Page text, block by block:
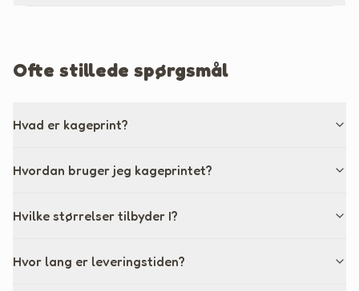
Ofte stillede spørgsmål
Hvad er kageprint?
Hvordan bruger jeg kageprintet?
Hvilke størrelser tilbyder I?
Hvor lang er leveringstiden?